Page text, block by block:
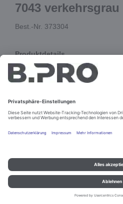
7043 verkehrsgrau
Best.-Nr. 373304
Produktdetails
Außendurchmesser: 100 mm
für 25 mm Rundrohr
In den
Impressum und Datenschutz
© B.PRO Catering